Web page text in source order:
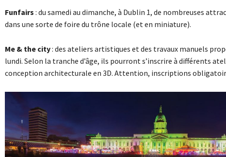
Funfairs : du samedi au dimanche, à Dublin 1, de nombreuses
dans une sorte de foire du trône locale (et en miniature).
Me & the city: des ateliers artistiques et des travaux manuels
lundi. Selon la tranche d’âge, ils pourront s’inscrire à différents
conception architecturale en 3D. Attention, inscriptions